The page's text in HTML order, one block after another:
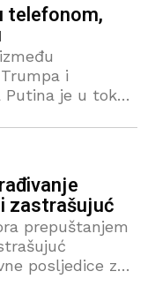
telefonom,
i
Putina je u toku,
a JD Vance,
zastrašujuć
prepuštanjem
posljedice za